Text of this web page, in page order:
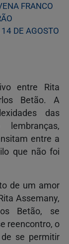
FRANCO
DE AGOSTO
entre Rita
Betão. A
das
lembranças,
entre a
que não foi
de um amor
Assemany,
Betão, se
reencontro, o
se permitir